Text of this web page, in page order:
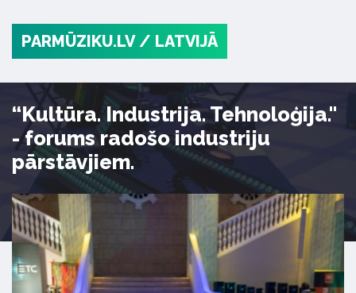
PARMŪZIKU.LV / LATVIJĀ
“Kultūra. Industrija. Tehnoloģija."
- forums radošo industriju
pārstāvjiem.